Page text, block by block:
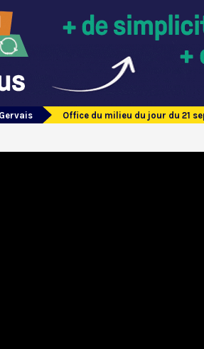
Office du milieu du jour du 21